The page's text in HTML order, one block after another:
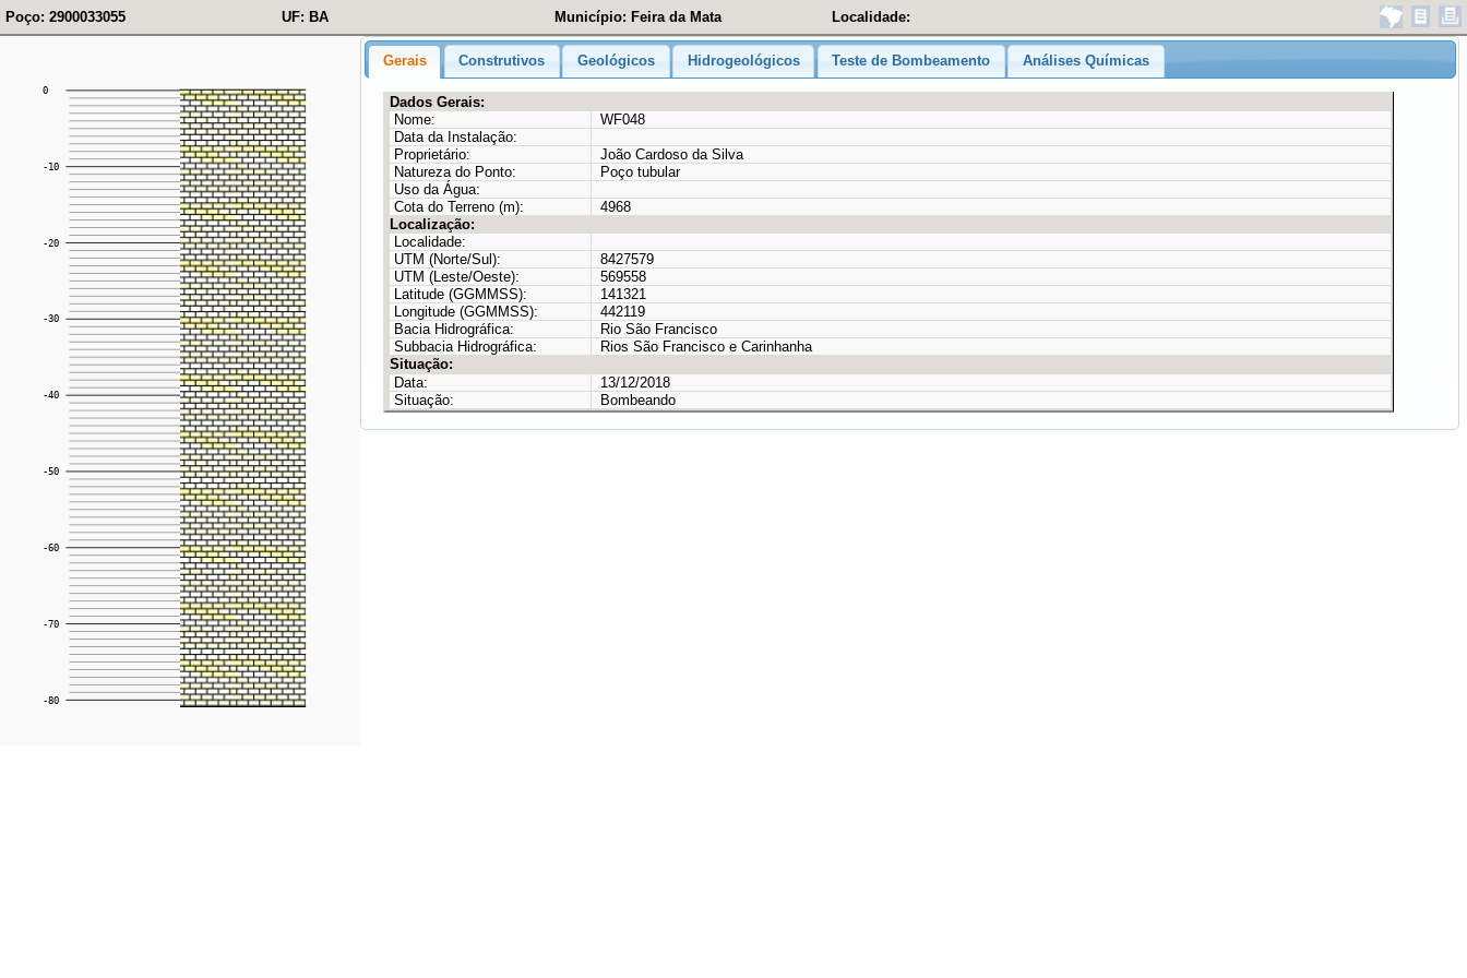
Poço: 2900033055 UF: BA Município: Feira da Mata Localidade:
Gerais Construtivos Geológicos Hidrogeológicos Teste de Bombeamento Análises Químicas
Dados Gerais:
Nome:
WF048
Data da Instalação:
Proprietário:
João Cardoso da Silva
Natureza do Ponto:
Poço tubular
Uso da Água:
Cota do Terreno (m):
4968
Localização:
Localidade:
UTM (Norte/Sul):
8427579
UTM (Leste/Oeste):
569558
Latitude (GGMMSS):
141321
Longitude (GGMMSS):
442119
Bacia Hidrográfica:
Rio São Francisco
Subbacia Hidrográfica:
Rios São Francisco e Carinhanha
Situação:
Data:
13/12/2018
Situação:
Bombeando